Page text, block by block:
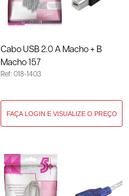
Cabo USB 2.0 A Macho + B
Macho 157
Ref: 018-1403